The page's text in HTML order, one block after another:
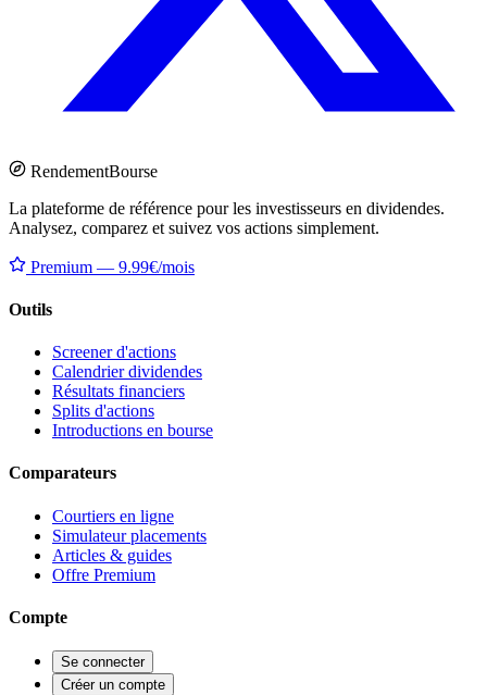
RendementBourse
La plateforme de référence pour les investisseurs en dividendes.
Analysez, comparez et suivez vos actions simplement.
Premium — 9.99€/mois
Outils
Screener d'actions
Calendrier dividendes
Résultats financiers
Splits d'actions
Introductions en bourse
Comparateurs
Courtiers en ligne
Simulateur placements
Articles & guides
Offre Premium
Compte
Se connecter
Créer un compte